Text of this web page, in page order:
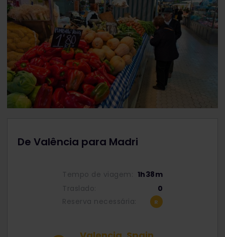
De Valência para Madri
Tempo de viagem:
1h38m
Traslado:
0
Reserva necessária: